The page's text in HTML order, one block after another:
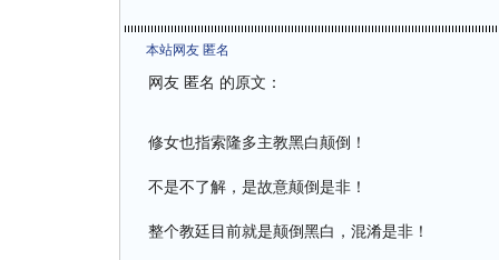
本站网友 匿名
网友 匿名 的原文：
修女也指索隆多主教黑白颠倒！
不是不了解，是故意颠倒是非！
整个教廷目前就是颠倒黑白，混淆是非！